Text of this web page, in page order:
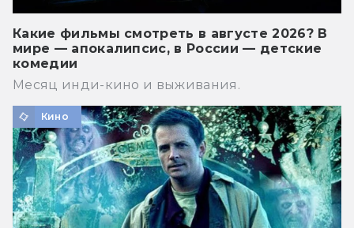
Какие фильмы смотреть в августе 2026? В
мире — апокалипсис, в России — детские
комедии
Месяц инди-кино и выживания.
Кино